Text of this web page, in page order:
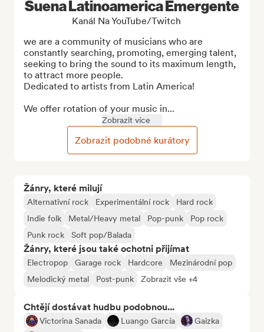
Žánry, které milují
Alternativní rock Experimentální rock
Hard rock
Indie folk
Metal/Heavy metal Pop-punk
Pop rock
Punk rock
Soft pop/Balada
Žánry, které jsou také ochotni přijímat
Electropop Garage rock Hardcore
Mezinárodní pop
Melodický metal
Post-punk Zobrazit vše +4
Chtějí dostávat hudbu podobnou...
Victorina Sanada Luango García
Gaizka
Suena Latinoamerica Emergente
Kanál Na YouTube/Twitch
we are a community of musicians who are
constantly searching, promoting, emerging talent,
seeking to bring the sound to its maximum length,
to attract more people.
Dedicated to artists from Latin America!
We offer rotation of your music in...
Zobrazit více
Zobrazit podobné kurátory